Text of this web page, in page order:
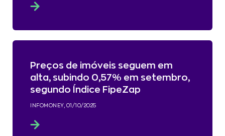
Preços de imóveis seguem em
alta, subindo 0,57% em setembro,
segundo Índice FipeZap
INFOMONEY, 01/10/2025